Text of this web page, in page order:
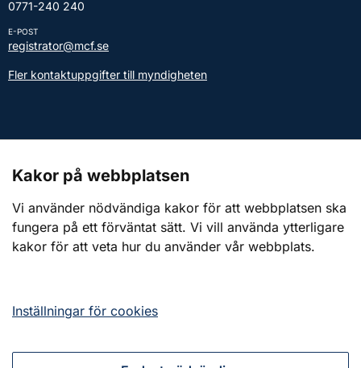
0771-240 240
E-POST
registrator@mcf.se
Fler kontaktuppgifter till myndigheten
Webbplatsen
Om webbplatsen
Kakor på webbplatsen
Vi använder nödvändiga kakor för att webbplatsen ska
fungera på ett förväntat sätt. Vi vill använda ytterligare
kakor för att veta hur du använder vår webbplats.
Inställningar för cookies